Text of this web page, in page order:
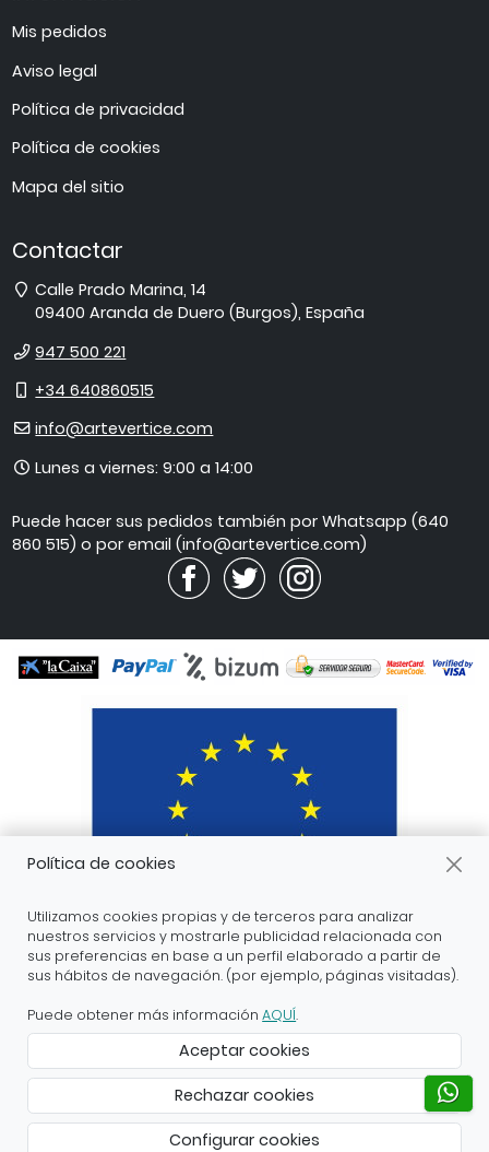
Mis pedidos
Aviso legal
Política de privacidad
Política de cookies
Mapa del sitio
Contactar
Dirección
Calle Prado Marina, 14
09400 Aranda de Duero (Burgos),España
Teléfono
947 500 221
Móvil
+34 640860515
E-
info@artevertice.com
Horario
atención
Lunes a viernes: 9:00 a 14:00
Puede hacer sus pedidos también por Whatsapp (640
860 515) o por email (info@artevertice.com)
apoyo a la digitalización financiados por el proyecto
DIHnamic a través del programa de investigación e
innovación “Horizonte 2020” de la Unión Europea en
virtud del acuerdo de subvención nº 824186.
Creado con Atnova Shop
Política de cookies
Utilizamos cookies propias y de terceros para analizar
nuestros servicios y mostrarle publicidad relacionada con
sus preferencias en base a un perfil elaborado a partir de
sus hábitos de navegación. (por ejemplo, páginas visitadas).
Puede obtener más informaciónAQUÍ.
Aceptar cookies
Rechazar cookies
Configurar cookies